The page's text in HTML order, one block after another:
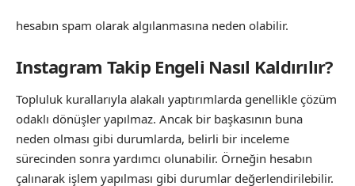
hesabın spam olarak algılanmasına neden olabilir.
Instagram Takip Engeli Nasıl Kaldırılır?
Topluluk kurallarıyla alakalı yaptırımlarda genellikle çözüm
odaklı dönüşler yapılmaz. Ancak bir başkasının buna
neden olması gibi durumlarda, belirli bir inceleme
sürecinden sonra yardımcı olunabilir. Örneğin hesabın
çalınarak işlem yapılması gibi durumlar değerlendirilebilir.